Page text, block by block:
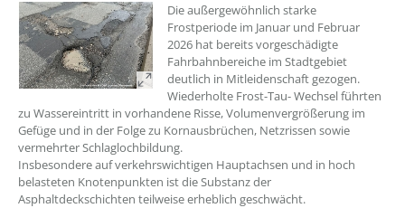
??? absaetzeOben[1]/titel ???
Die außergewöhnlich starke
Frostperiode im Januar und Februar
2026 hat bereits vorgeschädigte
Fahrbahnbereiche im Stadtgebiet
deutlich in Mitleidenschaft gezogen.
Wiederholte Frost-Tau- Wechsel führten
zu Wassereintritt in vorhandene Risse, Volumenvergrößerung im
Gefüge und in der Folge zu Kornausbrüchen, Netzrissen sowie
vermehrter Schlaglochbildung.
Insbesondere auf verkehrswichtigen Hauptachsen und in hoch
belasteten Knotenpunkten ist die Substanz der
Asphaltdeckschichten teilweise erheblich geschwächt.